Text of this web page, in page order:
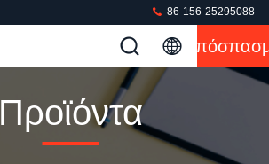
86-156-25295088
Προϊόντα